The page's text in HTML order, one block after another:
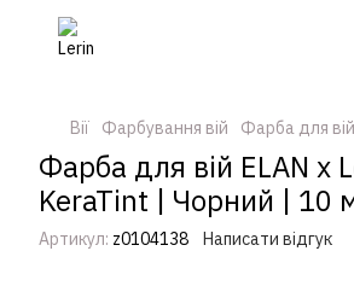
Вії Фарбування вій Фарба для вій
Фарба для вій ELAN x
KeraTint | Чорний | 10
Артикул: z0104138 Написати відгук